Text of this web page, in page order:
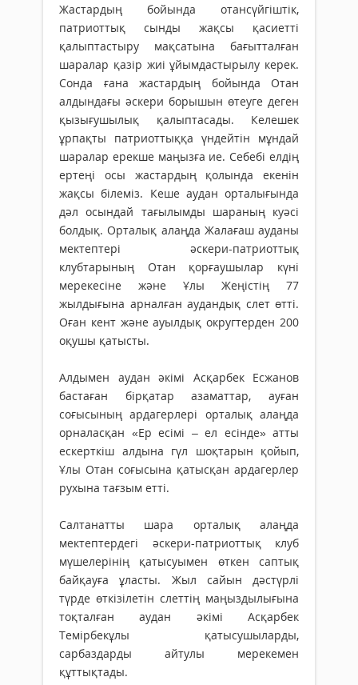
Жастардың бойында отансүйгіштік,
патриоттық сынды жақсы қасиетті
қалыптастыру мақсатына бағытталған
шаралар қазір жиі ұйымдастырылу керек.
Сонда ғана жастардың бойында Отан
алдындағы әскери борышын өтеуге деген
қызығушылық қалыптасады. Келешек
ұрпақты патриоттыққа үндейтін мұндай
шаралар ерекше маңызға ие. Себебі елдің
ертеңі осы жастардың қолында екенін
жақсы білеміз. Кеше аудан орталығында
дәл осындай тағылымды шараның куәсі
болдық. Орталық алаңда Жалағаш ауданы
мектептері әскери-патриоттық
клубтарының Отан қорғаушылар күні
мерекесіне және Ұлы Жеңістің 77
жылдығына арналған аудандық слет өтті.
Оған кент және ауылдық округтерден 200
оқушы қатысты.
Алдымен аудан әкімі Асқарбек Есжанов
бастаған бірқатар аза­маттар, ауған
соғысының ар­да­герлері орталық алаңда
орна­лас­қан «Ер есімі – ел есінде» атты
ескерткіш алдына гүл шоқтарын қойып,
Ұлы Отан соғысына қатыс­қан ардагерлер
рухына тағзым етті.
Салтанатты шара орталық алаңда
мектептердегі әскери-пат­­риоттық клуб
мүшелерінің қа­ты­суымен өткен саптық
бай­қауға ұласты. Жыл сайын дәс­түрлі
түрде өткізілетін слеттің маңыз­дылығына
тоқталған аудан әкімі Асқарбек
Темірбекұлы қаты­су­шы­ларды,
сарбаздарды айтулы мерекемен
құттықтады.